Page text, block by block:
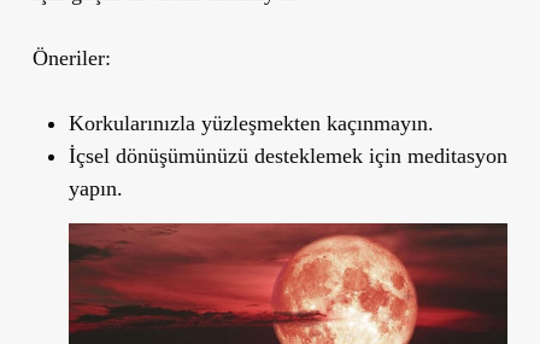
Öneriler:
Korkularınızla yüzleşmekten kaçınmayın.
İçsel dönüşümünüzü desteklemek için meditasyon
yapın.